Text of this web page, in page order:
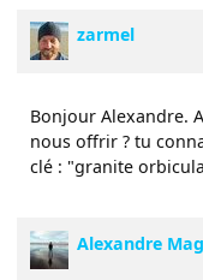
zarmel
Bonjour Alexandre.
nous offrir ? tu
clé : "granite
Alexandre